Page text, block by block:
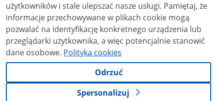
użytkowników i stale ulepszać nasze usługi. Pamiętaj, że
informacje przechowywane w plikach cookie mogą
pozwalać na identyfikację konkretnego urządzenia lub
przeglądarki użytkownika, a więc potencjalnie stanowić
dane osobowe. Polityka cookies
Odrzuć
Spersonalizuj